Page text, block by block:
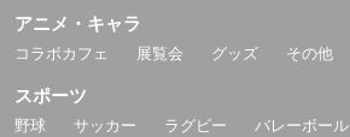
アニメ・キャラ
コラボカフェ 展覧会 グッズ その他
スポーツ
野球 サッカー ラグビー バレーボール